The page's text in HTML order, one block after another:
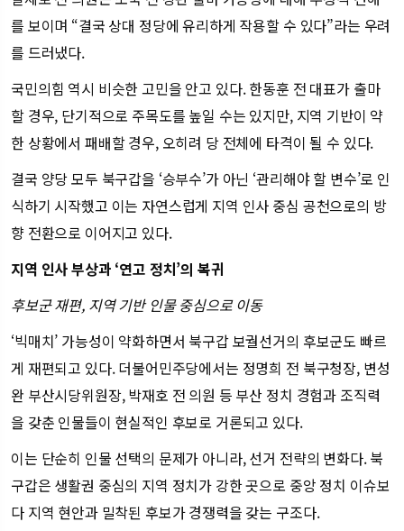
를 보이며 “결국 상대 정당에 유리하게 작용할 수 있다”라는 우려
를 드러냈다.
국민의힘 역시 비슷한 고민을 안고 있다. 한동훈 전 대표가 출마
할 경우, 단기적으로 주목도를 높일 수는 있지만, 지역 기반이 약
한 상황에서 패배할 경우, 오히려 당 전체에 타격이 될 수 있다.
결국 양당 모두 북구갑을 ‘승부수’가 아닌 ‘관리해야 할 변수’로 인
식하기 시작했고 이는 자연스럽게 지역 인사 중심 공천으로의 방
향 전환으로 이어지고 있다.
지역 인사 부상과 ‘연고 정치’의 복귀
후보군 재편, 지역 기반 인물 중심으로 이동
‘빅매치’ 가능성이 약화하면서 북구갑 보궐선거의 후보군도 빠르
게 재편되고 있다. 더불어민주당에서는 정명희 전 북구청장, 변성
완 부산시당위원장, 박재호 전 의원 등 부산 정치 경험과 조직력
을 갖춘 인물들이 현실적인 후보로 거론되고 있다.
이는 단순히 인물 선택의 문제가 아니라, 선거 전략의 변화다. 북
구갑은 생활권 중심의 지역 정치가 강한 곳으로 중앙 정치 이슈보
다 지역 현안과 밀착된 후보가 경쟁력을 갖는 구조다.